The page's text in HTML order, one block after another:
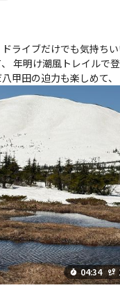
ブだけでも気持ちいい♪ 前月に
年明け潮風トレイルで
甲田の迫力も楽しめて
岩手山や白神山地も眺望
で体温下がって、低い笹の
歩ける楽しさ、残雪期な
を覚まして、モンスタ
なってきて、池塘も雪
まだ熊の目撃情報少な
ところもチラホラ… 軽アイゼン
も10度を超えてきてい
事なスキーかスノボ
絶壁を下れるものだと感
04:34